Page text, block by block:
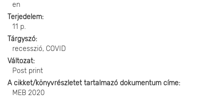
en
Terjedelem
11 p.
Tárgyszó
recesszió, COVID
Változat
Post print
A cikket/könyvrészletet tartalmazó dokumentum címe
MEB 2020